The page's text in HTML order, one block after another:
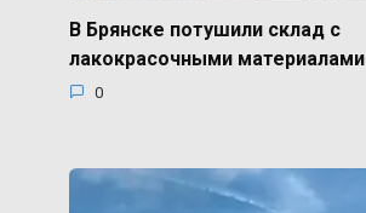
В Брянске потушили склад с
лакокрасочными материалами
0